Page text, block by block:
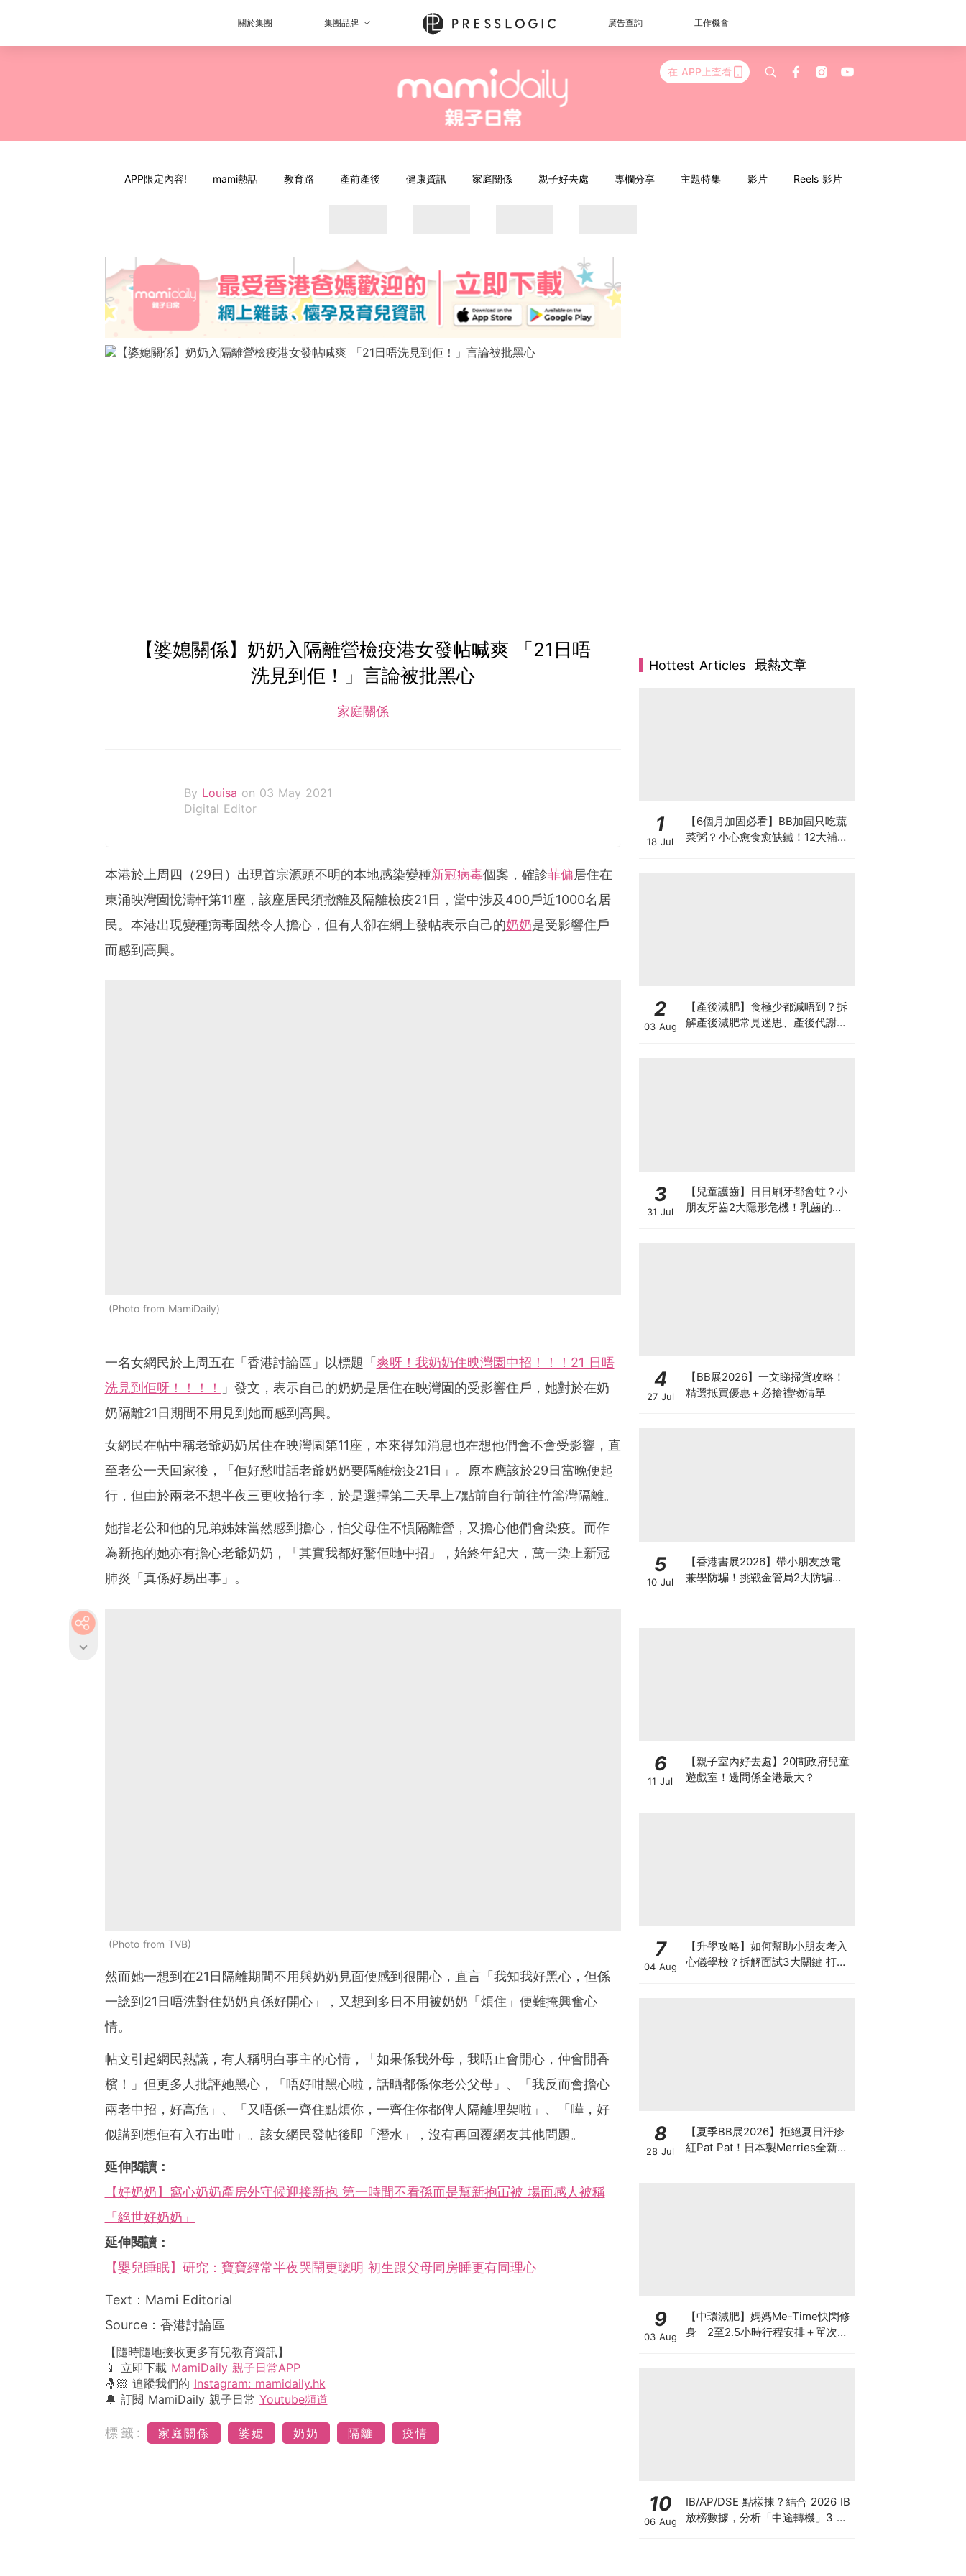
關於集團 集團品牌 廣告查詢 工作機會
在 APP上查看
APP限定內容! mami熱話 教育路 產前產後 健康資訊 家庭關係 親子好去處 專欄分享 主題特集 影片 Reels 影片
【婆媳關係】奶奶入隔離營檢疫港女發帖喊爽 「21日唔
洗見到佢！」言論被批黑心
家庭關係
By Louisa on 03 May 2021
Digital Editor
本港於上周四（29日）出現首宗源頭不明的本地感染變種新冠病毒個案，確診菲傭居住在
東涌映灣園悅濤軒第11座，該座居民須撤離及隔離檢疫21日，當中涉及400戶近1000名居
民。本港出現變種病毒固然令人擔心，但有人卻在網上發帖表示自己的奶奶是受影響住戶
而感到高興。
Photo from MamiDaily
一名女網民於上周五在「香港討論區」以標題「爽呀！我奶奶住映灣園中招！！！21 日唔
洗見到佢呀！！！！
」發文，表示自己的奶奶是居住在映灣園的受影響住戶，她對於在奶
奶隔離21日期間不用見到她而感到高興。
女網民在帖中稱老爺奶奶居住在映灣園第11座，本來得知消息也在想他們會不會受影響，直
至老公一天回家後，「佢好愁咁話老爺奶奶要隔離檢疫21日」。原本應該於29日當晚便起
行，但由於兩老不想半夜三更收拾行李，於是選擇第二天早上7點前自行前往竹篙灣隔離。
她指老公和他的兄弟姊妹當然感到擔心，怕父母住不慣隔離營，又擔心他們會染疫。而作
為新抱的她亦有擔心老爺奶奶，「其實我都好驚佢哋中招」，始終年紀大，萬一染上新冠
肺炎「真係好易出事」。
Photo from TVB
然而她一想到在21日隔離期間不用與奶奶見面便感到很開心，直言「我知我好黑心，但係
一諗到21日唔洗對住奶奶真係好開心」，又想到多日不用被奶奶「煩住」便難掩興奮心
情。
帖文引起網民熱議，有人稱明白事主的心情，「如果係我外母，我唔止會開心，仲會開香
檳！」但更多人批評她黑心，「唔好咁黑心啦，話晒都係你老公父母」、「我反而會擔心
兩老中招，好高危」、「又唔係一齊住點煩你，一齊住你都俾人隔離埋架啦」、「嘩，好
似講到想佢有入冇出咁」。該女網民發帖後即「潛水」，沒有再回覆網友其他問題。
延伸閱讀：
【好奶奶】窩心奶奶產房外守候迎接新抱 第一時間不看孫而是幫新抱冚被 場面感人被稱
「絕世好奶奶」
延伸閱讀：
【嬰兒睡眠】研究：寶寶經常半夜哭鬧更聰明 初生跟父母同房睡更有同理心
Text：Mami Editorial
Source：香港討論區
【隨時隨地接收更多育兒教育資訊】
📱 立即下載 MamiDaily 親子日常APP
🤱🏻 追蹤我們的 Instagram: mamidaily.hk
🔔 訂閱 MamiDaily 親子日常 Youtube頻道
標籤: 家庭關係 婆媳 奶奶 隔離 疫情
Hottest Articles 最熱文章
1
18 Jul
【6個月加固必看】BB加固只吃蔬
菜粥？小心愈食愈缺鐵！12大補鐵
2
03 Aug
【產後減肥】食極少都減唔到？拆
解產後減肥常見迷思、產後代謝、
3
31 Jul
【兒童護齒】日日刷牙都會蛀？小
朋友牙齒2大隱形危機！乳齒的琺
4
27 Jul
【BB展2026】一文睇掃貨攻略！
精選抵買優惠＋必搶禮物清單
5
10 Jul
【香港書展2026】帶小朋友放電
兼學防騙！挑戰金管局2大防騙遊
6
11 Jul
【親子室內好去處】20間政府兒童
遊戲室！邊間係全港最大？
7
04 Aug
【升學攻略】如何幫助小朋友考入
心儀學校？拆解面試3大關鍵 打好
8
28 Jul
【夏季BB展2026】拒絕夏日汗疹
紅Pat Pat！日本製Merries全新超
9
03 Aug
【中環減肥】媽媽Me-Time快閃修
身｜2至2.5小時行程安排＋單次收
10
06 Aug
IB/AP/DSE 點樣揀？結合 2026 IB
放榜數據，分析「中途轉機」3 大